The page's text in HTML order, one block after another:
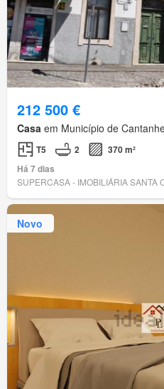
212 500 €
Casa em Município de
T5 2
370 m²
Há 7 dias
SUPERCASA - IMOBILIÁRIA SANTA
Novo